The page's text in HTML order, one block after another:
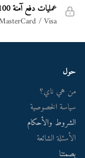
عمليات دفع آمنة 100%
/ Visa
حول
من هي ناي؟
سياسة الخصوصية
الشروط والأحكام
الأسئلة الشائعة
بصمتنا